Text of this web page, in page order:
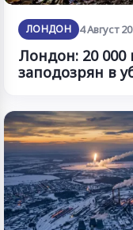
ЛОНДОН 4 Август
Лондон: 20 000
заподозрян в